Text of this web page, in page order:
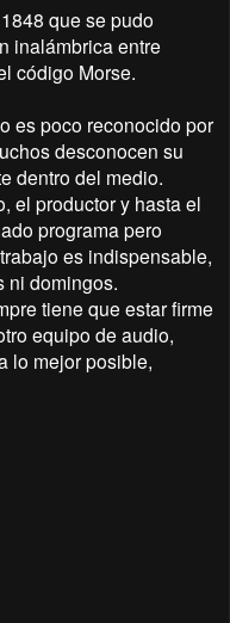
que se pudo
inalámbrica entre
código Morse.
es poco reconocido por
desconocen su
dentro del medio.
el productor y hasta el
programa pero
es indispensable,
ni domingos.
tiene que estar firme
equipo de audio,
lo mejor posible,